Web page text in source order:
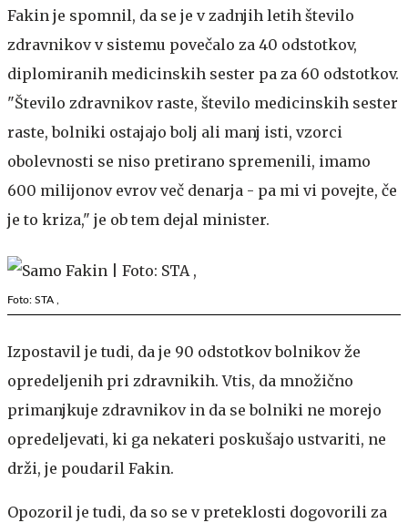
Fakin je spomnil, da se je v zadnjih letih število
zdravnikov v sistemu povečalo za 40 odstotkov,
diplomiranih medicinskih sester pa za 60 odstotkov.
"Število zdravnikov raste, število medicinskih sester
raste, bolniki ostajajo bolj ali manj isti, vzorci
obolevnosti se niso pretirano spremenili, imamo
600 milijonov evrov več denarja - pa mi vi povejte, če
je to kriza," je ob tem dejal minister.
Foto: STA ,
Izpostavil je tudi, da je 90 odstotkov bolnikov že
opredeljenih pri zdravnikih. Vtis, da množično
primanjkuje zdravnikov in da se bolniki ne morejo
opredeljevati, ki ga nekateri poskušajo ustvariti, ne
drži, je poudaril Fakin.
Opozoril je tudi, da so se v preteklosti dogovorili za